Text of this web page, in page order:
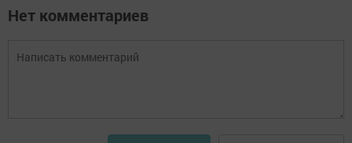
Нет комментариев